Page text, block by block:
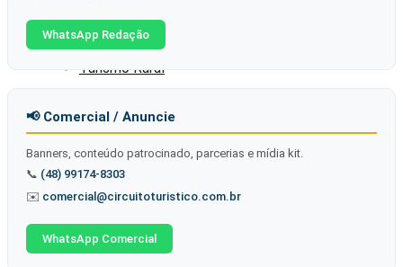
Turismo Religioso
Turismo Rural
Turismo Social
Turismo Sustentável
Regionalização
Destaques
WhatsApp Redação
📢 Comercial / Anuncie
Banners, conteúdo patrocinado, parcerias e mídia kit.
📞 (48) 99174-8303
✉️ comercial@circuitoturistico.com.br
WhatsApp Comercial